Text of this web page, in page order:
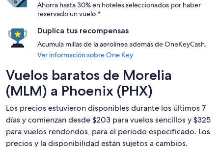
Ahorra hasta 30% en hoteles seleccionados por haber
reservado un vuelo.*
Duplica tus recompensas
Acumula millas de la aerolínea además de OneKeyCash.
Ver información sobre One Key
Vuelos baratos de Morelia
(MLM) a Phoenix (PHX)
Los precios estuvieron disponibles durante los últimos 7
días y comienzan desde $203 para vuelos sencillos y $325
para vuelos rendondos, para el periodo especificado. Los
precios y la disponibilidad están sujetos a cambios.